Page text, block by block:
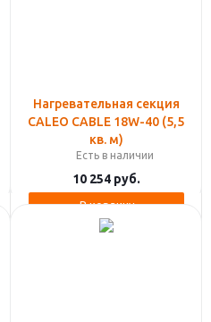
Нагревательная секция
CALEO CABLE 18W-40 (5,5
кв. м)
Есть в наличии
10 254руб.
В корзину